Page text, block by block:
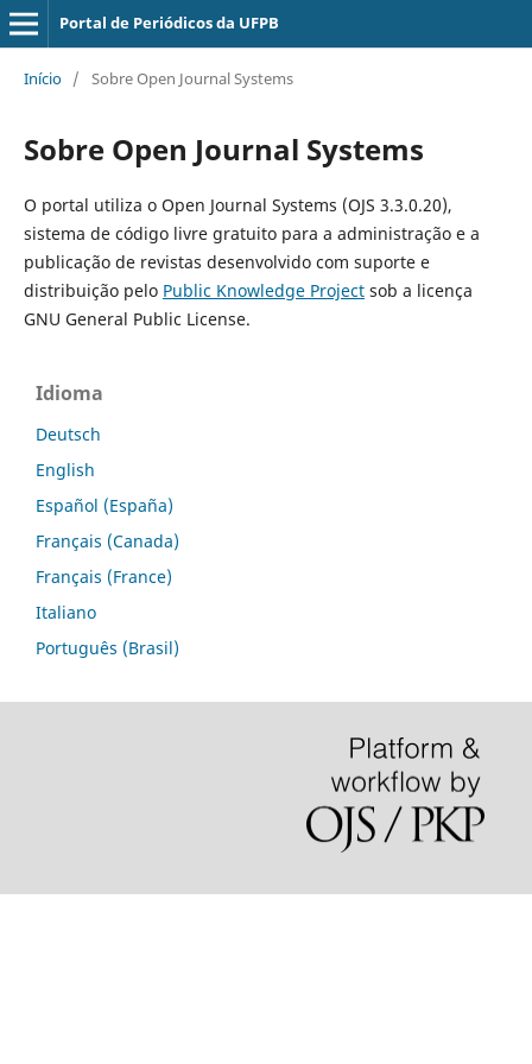
Portal de Periódicos da UFPB
Início / Sobre Open Journal Systems
Sobre Open Journal Systems
O portal utiliza o Open Journal Systems (OJS 3.3.0.20),
sistema de código livre gratuito para a administração e a
publicação de revistas desenvolvido com suporte e
distribuição pelo Public Knowledge Projectsob a licença
GNU General Public License.
Idioma
Deutsch
English
Español (España)
Français (Canada)
Français (France)
Italiano
Português (Brasil)